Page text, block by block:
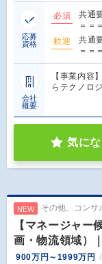
応募
資格
必須
共通
＝＝
歓迎
共通
＝＝
会社
概要
【事業内容
らテクノロ
気に
NEW その他、コンサ
【マネージャー
画・物流領域）
900万円～1999万円